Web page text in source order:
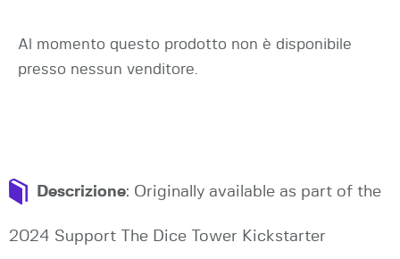
Al momento questo prodotto non è disponibile
presso nessun venditore.
Descrizione: Originally available as part of the
2024 Support The Dice Tower Kickstarter